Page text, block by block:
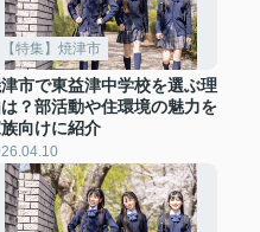
【特集】焼津市
市で東益津中学校を選ぶ理
？部活動や住環境の魅力を
向けに紹介